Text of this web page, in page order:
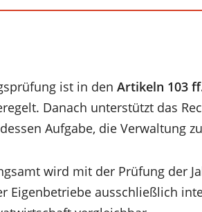
ist in den Artikeln 103
Danach unterstützt das
Aufgabe, die Verwaltung
wird mit der Prüfung der
Eigenbetriebe ausschließlich